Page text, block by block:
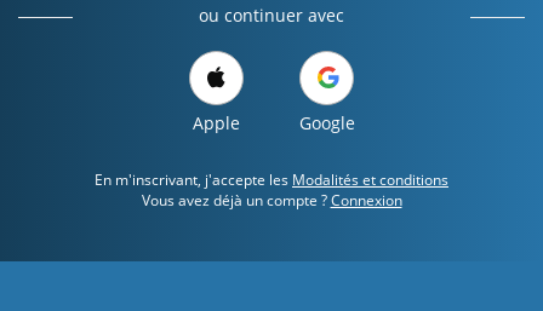
ou continuer avec
Apple Google
En m'inscrivant, j'accepte les Modalités et conditions
Vous avez déjà un compte ?Connexion